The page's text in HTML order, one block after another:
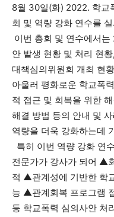
8월 30일(화) 2022. 학교
회 및 역량 강화 연수를
이번 총회 및 연수에서
안 발생 현황 및 처리 현
대책심의위원회 개최 현
아울러 평화로운 학교폭
적 접근 및 회복을 위한
해결 방법 등의 안내 및
역량을 더욱 강화하는데
특히 이번 역량 강화 연
전문가가 강사가 되어 ▲
적 ▲관계성에 기반한 학
능 ▲관계회복 프로그램
등 학교폭력 심의사안 처